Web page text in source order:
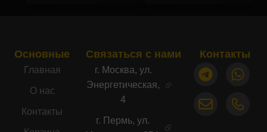
Основные
Главная
О нас
Контакты
Связаться с нами
г. Москва, ул.
Энергетическая,
4
г. Пермь, ул.
Контакты